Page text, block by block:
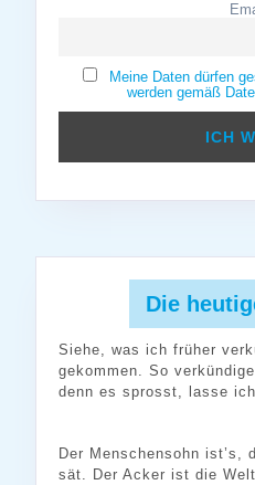
Meine Daten dürfen
werden gemäß
Die
Siehe, was ich früher
gekommen. So
denn es sprosst, lasse
Der Menschensohn ist’s,
sät. Der Acker ist die Welt.